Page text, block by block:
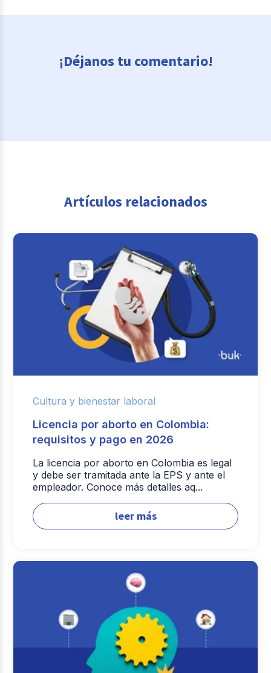
¡Déjanos tu comentario!
Artículos relacionados
Cultura y bienestar laboral
Licencia por aborto en Colombia:
requisitos y pago en 2026
La licencia por aborto en Colombia es legal
y debe ser tramitada ante la EPS y ante el
empleador. Conoce más detalles aq...
leer más